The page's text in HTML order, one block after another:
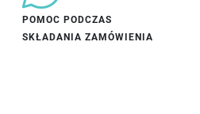
POMOC PODCZAS
SKŁADANIA ZAMÓWIENIA